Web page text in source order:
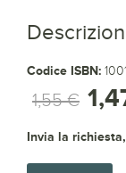
Codice ISBN:
1,55 €
Invia la